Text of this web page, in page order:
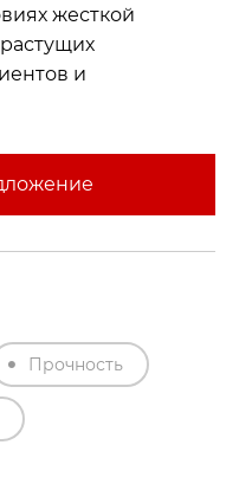
Прочность
жесткой
и